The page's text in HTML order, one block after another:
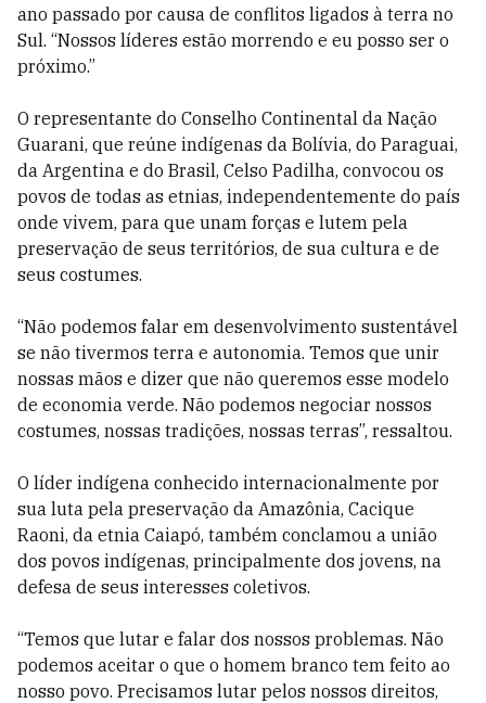
ano passado por causa de conflitos ligados à terra no
Sul. “Nossos líderes estão morrendo e eu posso ser o
próximo.”
O representante do Conselho Continental da Nação
Guarani, que reúne indígenas da Bolívia, do Paraguai,
da Argentina e do Brasil, Celso Padilha, convocou os
povos de todas as etnias, independentemente do país
onde vivem, para que unam forças e lutem pela
preservação de seus territórios, de sua cultura e de
seus costumes.
“Não podemos falar em desenvolvimento sustentável
se não tivermos terra e autonomia. Temos que unir
nossas mãos e dizer que não queremos esse modelo
de economia verde. Não podemos negociar nossos
costumes, nossas tradições, nossas terras”, ressaltou.
O líder indígena conhecido internacionalmente por
sua luta pela preservação da Amazônia, Cacique
Raoni, da etnia Caiapó, também conclamou a união
dos povos indígenas, principalmente dos jovens, na
defesa de seus interesses coletivos.
“Temos que lutar e falar dos nossos problemas. Não
podemos aceitar o que o homem branco tem feito ao
nosso povo. Precisamos lutar pelos nossos direitos,